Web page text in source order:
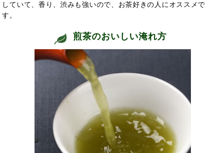
していて、香り、渋みも強いので、お茶好きの人にオススメで
す。
煎茶のおいしい淹れ方